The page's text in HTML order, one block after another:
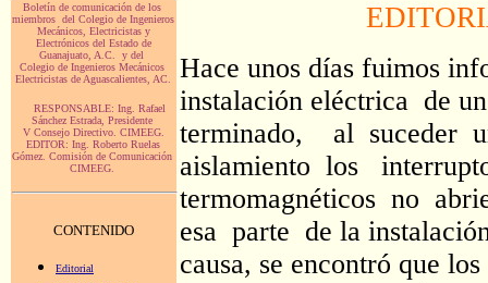
Boletín de comunicación de los
miembros del Colegio de Ingenieros
Mecánicos, Electricistas y
Electrónicos del Estado de
Guanajuato, A.C. y del
Colegio de Ingenieros Mecánicos
Electricistas de Aguascalientes, AC.
RESPONSABLE: Ing. Rafael
Sánchez Estrada, Presidente
V Consejo Directivo. CIMEEG.
EDITOR: Ing. Roberto Ruelas
Gómez. Comisión de Comunicación
CIMEEG.
CONTENIDO
Editorial
Hace unos días fuimos
instalación eléctrica de
terminado, al suceder
aislamiento los
termomagnéticos no
esa parte de la
causa, se encontró que